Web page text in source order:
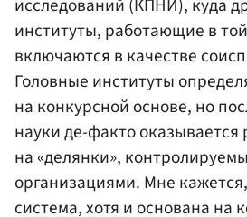
исследований (КПНИ), куда
институты, работающие в
включаются в качестве
Головные институты
на конкурсной основе, но
науки де-факто оказывается
на «делянки»,
организациями. Мне
система, хотя и основана на